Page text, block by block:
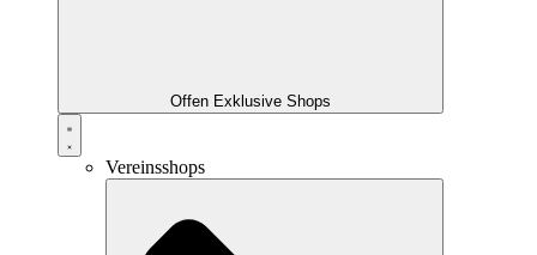
Offen Exklusive Shops
Vereinsshops